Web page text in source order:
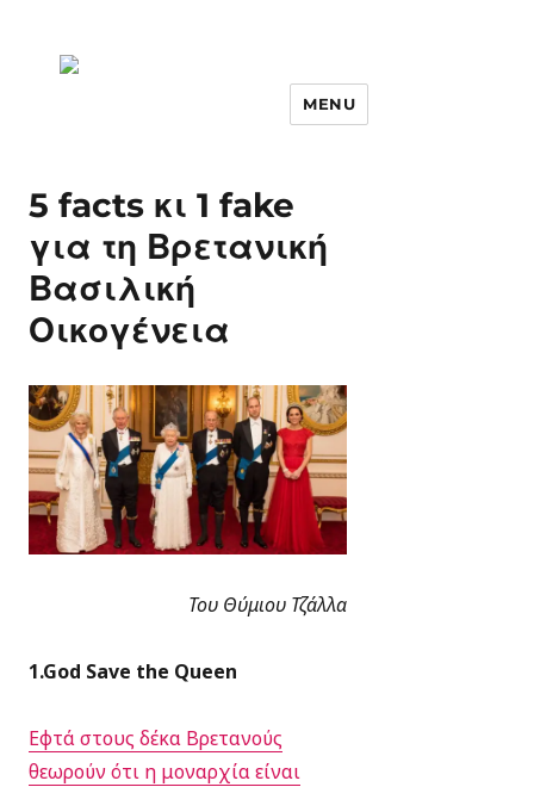
MENU
5 facts κι 1 fake
για τη Βρετανική
Βασιλική
Οικογένεια
Του Θύμιου Τζάλλα
1.God Save the Queen
Εφτά στους δέκα Βρετανούς
θεωρούν ότι η μοναρχία είναι